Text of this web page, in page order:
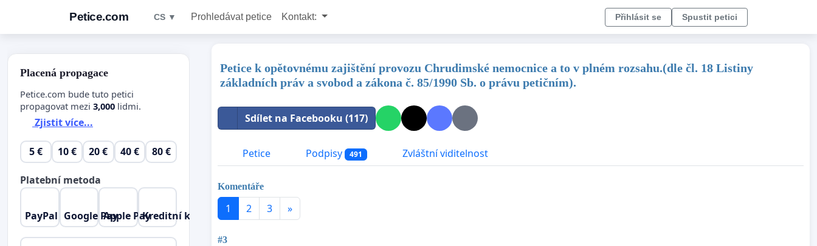
Petice.com CS ▼ Prohledávat petice Kontakt: Přihlásit se Spustit petici
Petice k opětovnému zajištění provozu Chrudimské nemocnice a to v plném rozsahu.(dle čl. 18 Listiny
základních práv a svobod a zákona č. 85/1990 Sb. o právu petičním).
Sdílet na Facebooku (117)
Petice Podpisy 491 Zvláštní viditelnost
Komentáře
1 2 3 »
#3
Placená propagace
Petice.com bude tuto petici
propagovat mezi 3,000 lidmi.
Zjistit více...
5 € 10 € 20 € 40 € 80 €
Platební metoda
PayPal Google PayApple PayKreditní karta